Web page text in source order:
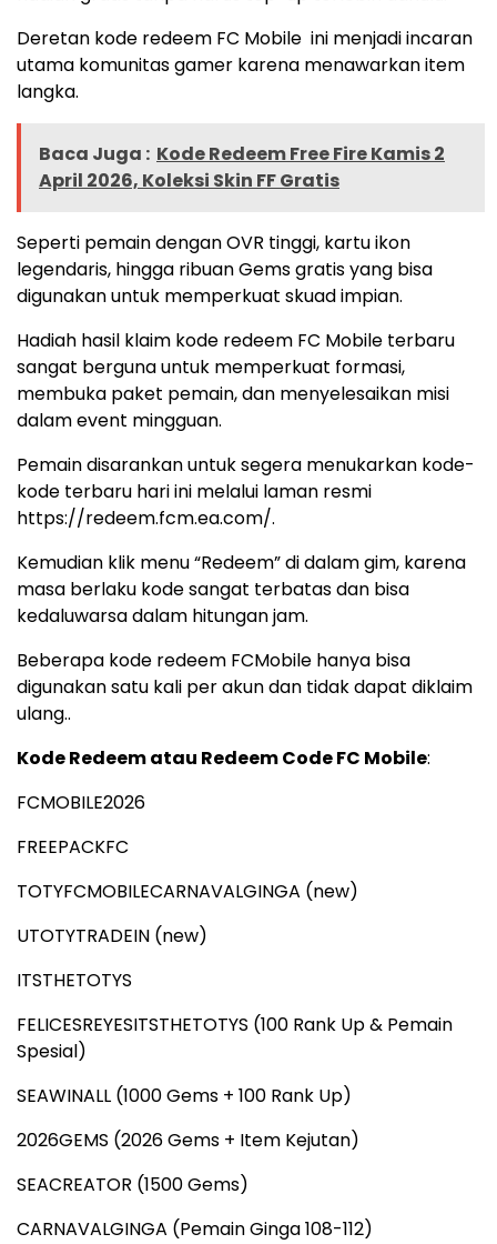
Deretan kode redeem FC Mobile ini menjadi incaran
utama komunitas gamer karena menawarkan item
langka.
Baca Juga : Kode Redeem Free Fire Kamis 2
April 2026, Koleksi Skin FF Gratis
Seperti pemain dengan OVR tinggi, kartu ikon
legendaris, hingga ribuan Gems gratis yang bisa
digunakan untuk memperkuat skuad impian.
Hadiah hasil klaim kode redeem FC Mobile terbaru
sangat berguna untuk memperkuat formasi,
membuka paket pemain, dan menyelesaikan misi
dalam event mingguan.
Pemain disarankan untuk segera menukarkan kode-
kode terbaru hari ini melalui laman resmi
https://redeem.fcm.ea.com/.
Kemudian klik menu “Redeem” di dalam gim, karena
masa berlaku kode sangat terbatas dan bisa
kedaluwarsa dalam hitungan jam.
Beberapa kode redeem FCMobile hanya bisa
digunakan satu kali per akun dan tidak dapat diklaim
ulang..
Kode Redeem atau Redeem Code FC Mobile:
FCMOBILE2026
FREEPACKFC
TOTYFCMOBILECARNAVALGINGA (new)
UTOTYTRADEIN (new)
ITSTHETOTYS
FELICESREYESITSTHETOTYS (100 Rank Up & Pemain
Spesial)
SEAWINALL (1000 Gems + 100 Rank Up)
2026GEMS (2026 Gems + Item Kejutan)
SEACREATOR (1500 Gems)
CARNAVALGINGA (Pemain Ginga 108-112)